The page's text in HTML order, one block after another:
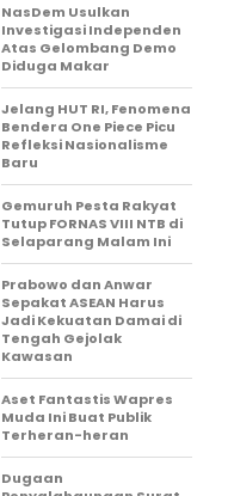
NasDem Usulkan
Investigasi Independen
Atas Gelombang Demo
Diduga Makar
Jelang HUT RI, Fenomena
Bendera One Piece Picu
Refleksi Nasionalisme
Baru
Gemuruh Pesta Rakyat
Tutup FORNAS VIII NTB di
Selaparang Malam Ini
Prabowo dan Anwar
Sepakat ASEAN Harus
Jadi Kekuatan Damai di
Tengah Gejolak
Kawasan
Aset Fantastis Wapres
Muda Ini Buat Publik
Terheran-heran
Dugaan